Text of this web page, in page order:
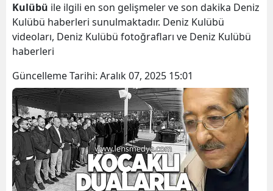
Kulübü ile ilgili en son gelişmeler ve son dakika Deniz
Kulübü haberleri sunulmaktadır. Deniz Kulübü
videoları, Deniz Kulübü fotoğrafları ve Deniz Kulübü
haberleri
Güncelleme Tarihi: Aralık 07, 2025 15:01